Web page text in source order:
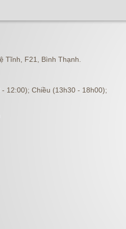
Tĩnh, F21, Bình Thạnh.
12:00); Chiều (13h30 - 18h00);